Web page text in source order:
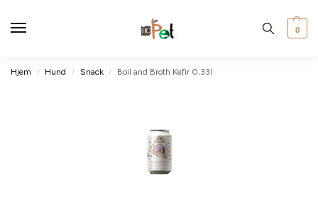
0
Hjem / Hund / Snack / Boil and Broth Kefir 0,33l